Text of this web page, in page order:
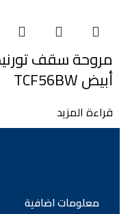
أبيض TCF56BW
قراءة المزيد
معلومات اضافية